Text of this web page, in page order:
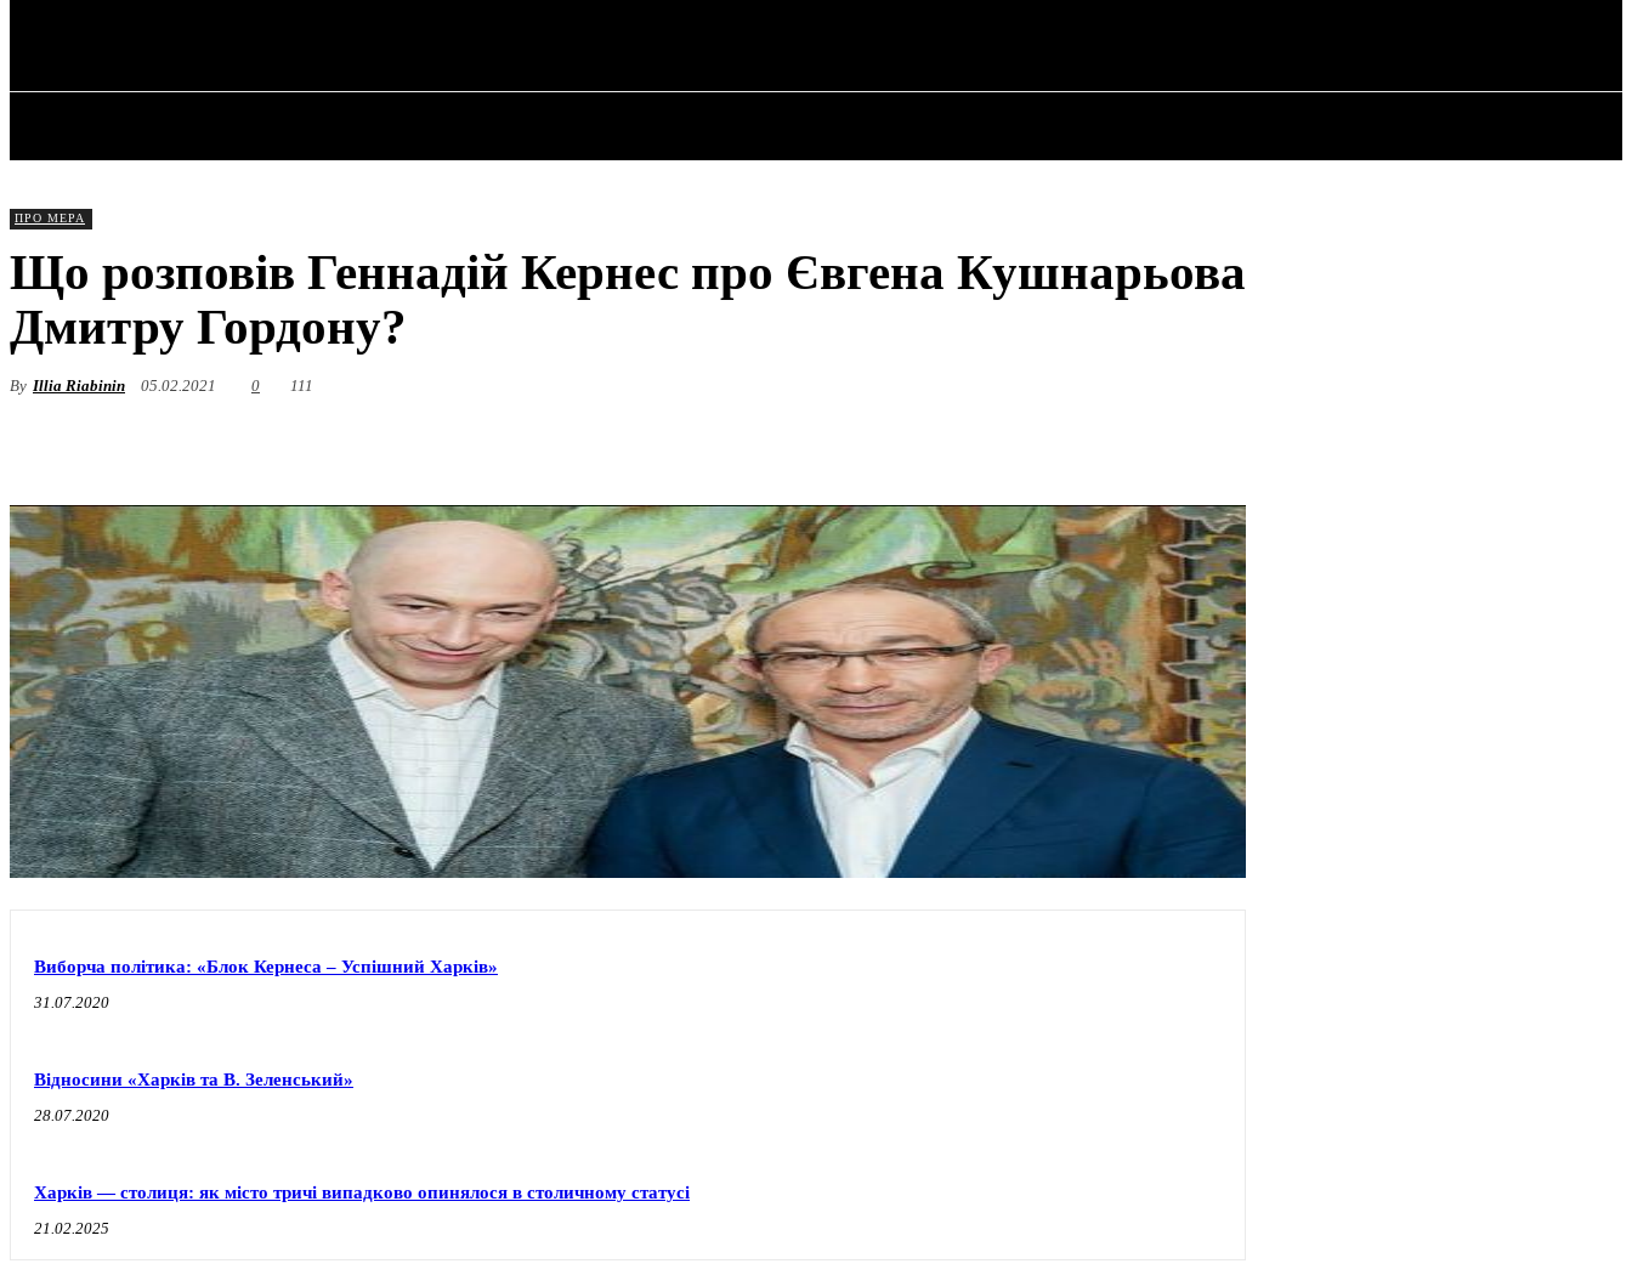
ПРО МЕРА
Що розповів Геннадій Кернес про Євгена Кушнарьова
Дмитру Гордону?
By Illia Riabinin 05.02.2021 0 111
Виборча політика: «Блок Кернеса – Успішний Харків»
31.07.2020
Відносини «Харків та В. Зеленський»
28.07.2020
Харків — столиця: як місто тричі випадково опинялося в столичному статусі
21.02.2025